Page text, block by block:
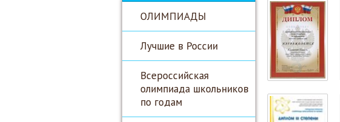
ОЛИМПИАДЫ
Лучшие в России
Всероссийская
олимпиада школьников
по годам